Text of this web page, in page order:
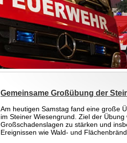
Gemeinsame Großübung der
Am heutigen Samstag fand eine große
im Steiner Wiesengrund. Ziel der
Großschadenslagen zu stärken und
Ereignissen wie Wald- und